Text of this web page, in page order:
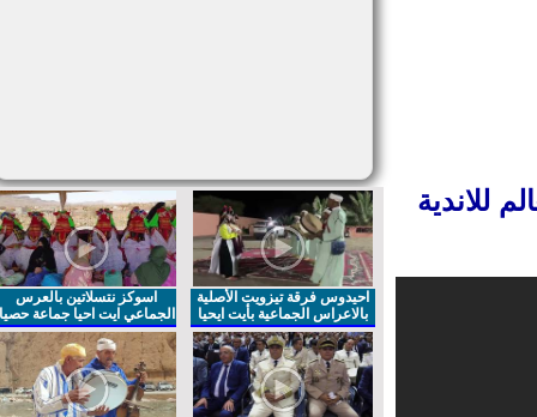
للاندية
احيدوس فرقة تيزويت الأصلية
بالاعراس الجماعية بأيت ايحيا
اسوكز نتسلاتين بالعرس
الجماعي ايت احيا جماعة حصيا